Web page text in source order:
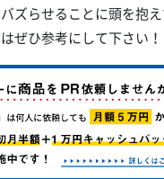
ズらせることに頭を抱
ぜひ参考にして下さい！